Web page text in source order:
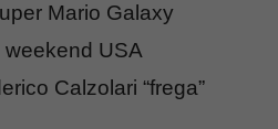
Mario Galaxy
USA
Calzolari “frega”